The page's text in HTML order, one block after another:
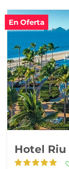
En Oferta
Hotel Riu